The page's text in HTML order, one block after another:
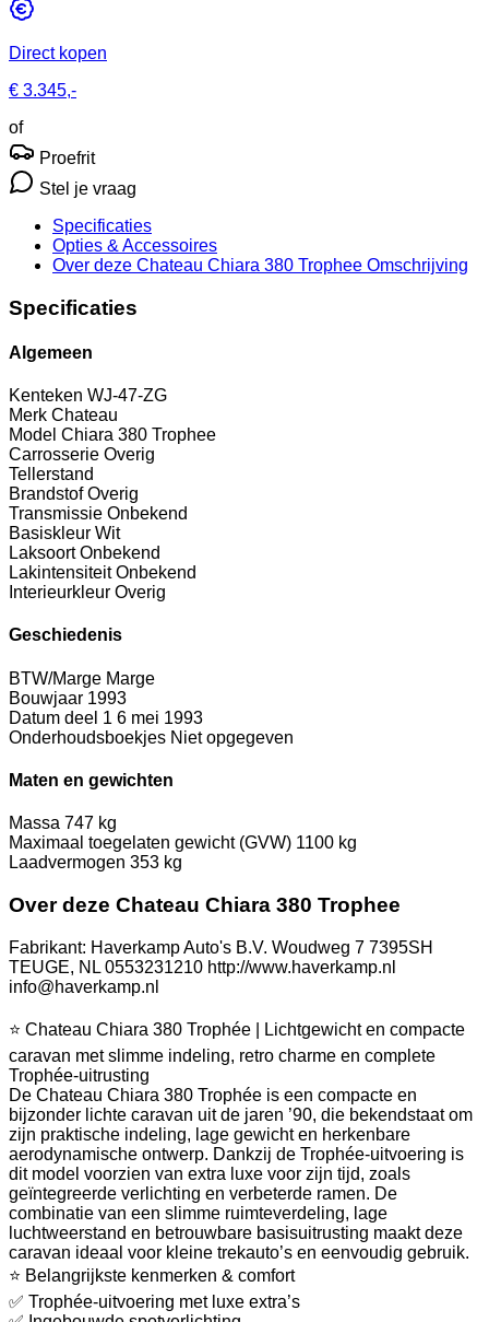
Direct kopen
€ 3.345,-
of
Proefrit
Stel je vraag
Specificaties
Opties & Accessoires
Over deze Chateau Chiara 380 Trophee Omschrijving
Specificaties
Algemeen
Kenteken WJ-47-ZG
Merk Chateau
Model Chiara 380 Trophee
Carrosserie Overig
Tellerstand
Brandstof Overig
Transmissie Onbekend
Basiskleur Wit
Laksoort Onbekend
Lakintensiteit Onbekend
Interieurkleur Overig
Geschiedenis
BTW/Marge Marge
Bouwjaar 1993
Datum deel 1 6 mei 1993
Onderhoudsboekjes Niet opgegeven
Maten en gewichten
Massa 747 kg
Maximaal toegelaten gewicht (GVW) 1100 kg
Laadvermogen 353 kg
Over deze Chateau Chiara 380 Trophee
Fabrikant: Haverkamp Auto's B.V. Woudweg 7 7395SH
TEUGE, NL 0553231210 http://www.haverkamp.nl
info@haverkamp.nl
⭐ Chateau Chiara 380 Trophée | Lichtgewicht en compacte
caravan met slimme indeling, retro charme en complete
Trophée-uitrusting
De Chateau Chiara 380 Trophée is een compacte en
bijzonder lichte caravan uit de jaren ’90, die bekendstaat om
zijn praktische indeling, lage gewicht en herkenbare
aerodynamische ontwerp. Dankzij de Trophée-uitvoering is
dit model voorzien van extra luxe voor zijn tijd, zoals
geïntegreerde verlichting en verbeterde ramen. De
combinatie van een slimme ruimteverdeling, lage
luchtweerstand en betrouwbare basisuitrusting maakt deze
caravan ideaal voor kleine trekauto’s en eenvoudig gebruik.
⭐ Belangrijkste kenmerken & comfort
✅ Trophée-uitvoering met luxe extra’s